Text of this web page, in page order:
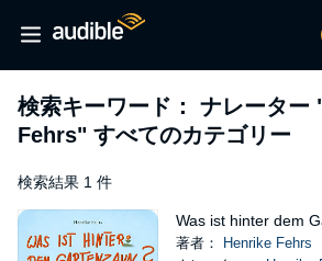
検索キーワード： ナレーター
Fehrs" すべてのカテゴリー
検索結果 1 件
Was ist hinter dem
著者：
Henrike Fehrs